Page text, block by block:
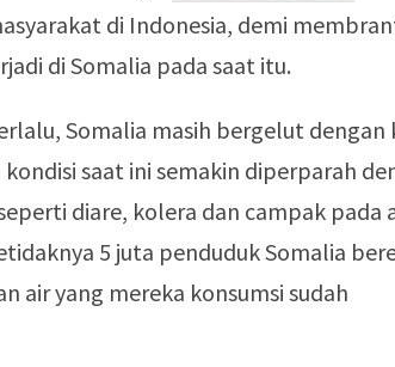
di Indonesia, demi
di Somalia pada saat itu.
Somalia masih bergelut dengan
saat ini semakin diperparah
diare, kolera dan campak pada
5 juta penduduk Somalia
air yang mereka konsumsi sudah